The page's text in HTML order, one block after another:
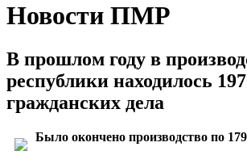
Новости ПМР
В прошлом году в
республики находилось
гражданских дела
Было окончено производство по